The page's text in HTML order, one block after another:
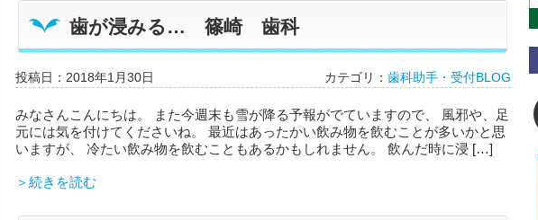
歯が浸みる… 篠崎 歯科
投稿日：2018年1月30日 カテゴリ： 歯科助手・受付BLOG
みなさんこんにちは。 また今週末も雪が降る予報がでていますので、 風邪や、足
元には気を付けてくださいね。 最近はあったかい飲み物を飲むことが多いかと思
いますが、 冷たい飲み物を飲むこともあるかもしれません。 飲んだ時に浸 […]
＞続きを読む